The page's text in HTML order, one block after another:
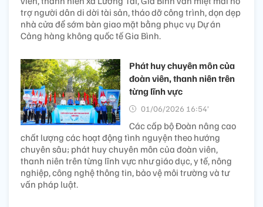
trợ người dân di dời tài sản, tháo dỡ công trình, dọn dẹp
nhà cửa để sớm bàn giao mặt bằng phục vụ Dự án
Cảng hàng không quốc tế Gia Bình.
Phát huy chuyên môn của
đoàn viên, thanh niên trên
từng lĩnh vực
01/06/2026 16:54’
Các cấp bộ Đoàn nâng cao
chất lượng các hoạt động tình nguyện theo hướng
chuyên sâu; phát huy chuyên môn của đoàn viên,
thanh niên trên từng lĩnh vực như giáo dục, y tế, nông
nghiệp, công nghệ thông tin, bảo vệ môi trường và tư
vấn pháp luật.